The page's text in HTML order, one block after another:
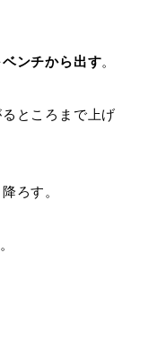
ベンチから出す。
るところまで上げ
ろす。